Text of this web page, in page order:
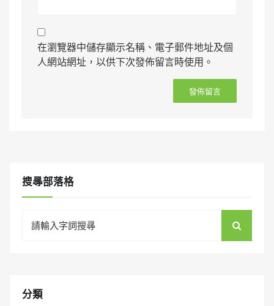
在瀏覽器中儲存顯示名稱、電子郵件地址及個
人網站網址，以供下次發佈留言時使用。
搜㝷部落格
for:
分類